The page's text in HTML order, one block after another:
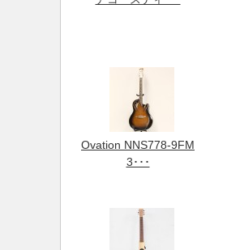
Ovation NNS778-9FM
3･･･